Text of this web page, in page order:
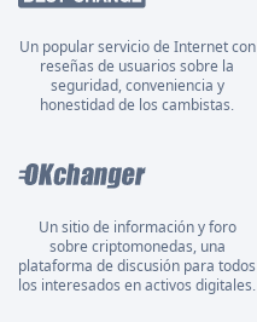
Un popular servicio de Internet con
reseñas de usuarios sobre la
seguridad, conveniencia y
honestidad de los cambistas.
Un sitio de información y foro
sobre criptomonedas, una
plataforma de discusión para todos
los interesados en activos digitales.